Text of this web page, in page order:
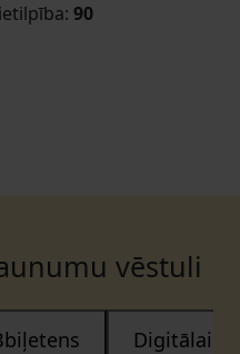
: 90
vēstuli
Digitālais